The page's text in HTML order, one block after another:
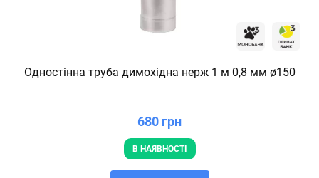
Одностінна труба димохідна нерж 1 м 0,8 мм ø150
680 грн
В НАЯВНОСТІ